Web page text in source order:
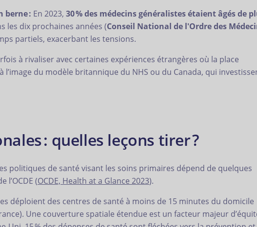
berne : En 2023, 30 % des médecins généralistes étaient âgés de
les dix prochaines années (Conseil National de l'Ordre des
partiels, exacerbant les tensions.
à rivaliser avec certaines expériences étrangères où la place
du modèle britannique du NHS ou du Canada, qui
: quelles leçons tirer ?
politiques de santé visant les soins primaires dépend de quelques
l’OCDE (OCDE, Health at a Glance 2023).
déploient des centres de santé à moins de 15 minutes du domicile
Une couverture spatiale étendue est un facteur majeur